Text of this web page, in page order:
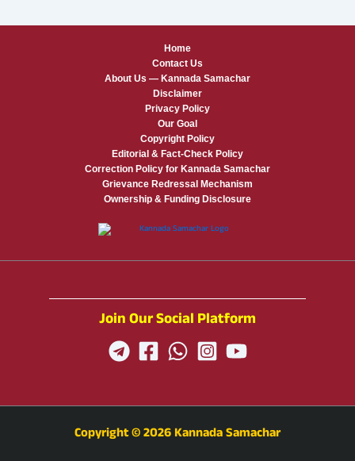
Home
Contact Us
About Us — Kannada Samachar
Disclaimer
Privacy Policy
Our Goal
Copyright Policy
Editorial & Fact-Check Policy
Correction Policy for Kannada Samachar
Grievance Redressal Mechanism
Ownership & Funding Disclosure
Join Our Social Platform
Copyright © 2026 Kannada Samachar